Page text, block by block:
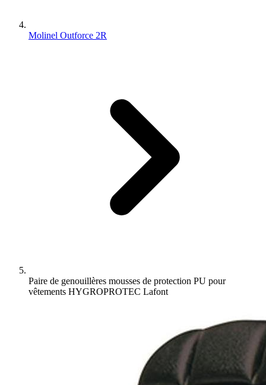
Molinel Outforce 2R
Paire de genouillères mousses de protection PU pour
vêtements HYGROPROTEC Lafont